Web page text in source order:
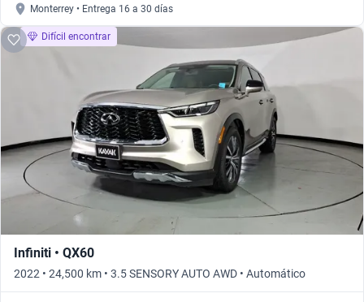
Monterrey • Entrega 16 a 30 días
Difícil encontrar
Infiniti • QX60
2022 • 24,500 km • 3.5 SENSORY AUTO AWD • Automático